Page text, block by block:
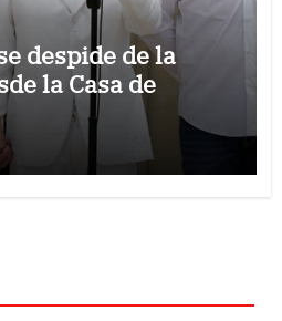
despide de la
la Casa de